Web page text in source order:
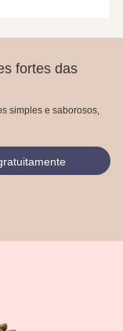
fortes das
simples e saborosos,